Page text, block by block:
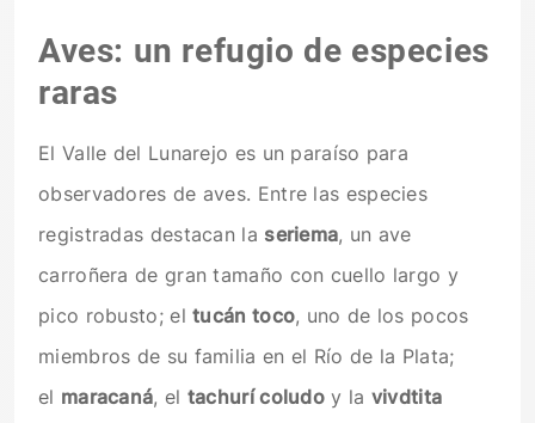
Aves: un refugio de especies
raras
El Valle del Lunarejo es un paraíso para
observadores de aves. Entre las especies
registradas destacan la seriema, un ave
carroñera de gran tamaño con cuello largo y
pico robusto; eltucán toco, uno de los pocos
miembros de su familia en el Río de la Plata;
el maracaná, el tachurí coludo y la vivdtita